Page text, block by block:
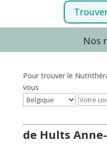
Nos
Pour trouver le
vous
de Hults